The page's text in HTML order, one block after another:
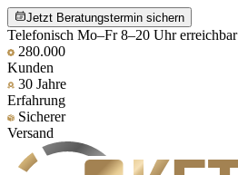
Jetzt Beratungstermin sichern
Telefonisch Mo–Fr 8–20 Uhr erreichbar
280.000
Kunden
30 Jahre
Erfahrung
Sicherer
Versand